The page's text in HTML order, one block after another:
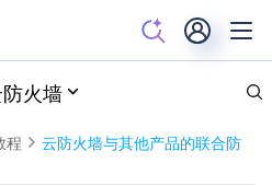
火墙
程
云防火墙与其他产品的联合防